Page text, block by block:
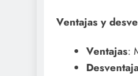
Ventajas y
Ventajas: